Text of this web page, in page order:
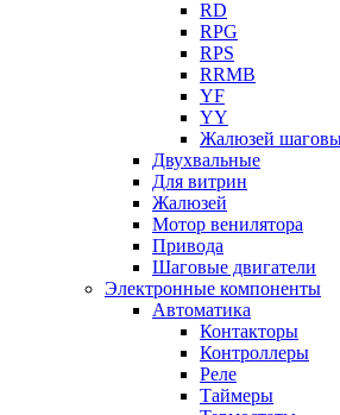
RD
RPG
RPS
RRMB
YF
YY
Жалюзей
Двухвальные
Для витрин
Жалюзей
Мотор венилятора
Привода
Шаговые двигатели
Электронные компоненты
Автоматика
Контакторы
Контроллеры
Реле
Таймеры